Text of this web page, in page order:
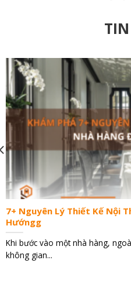
7+ Nguyên Lý Thiết Kế Nội
Hướngg
Khi bước vào một nhà hàng,
không gian...